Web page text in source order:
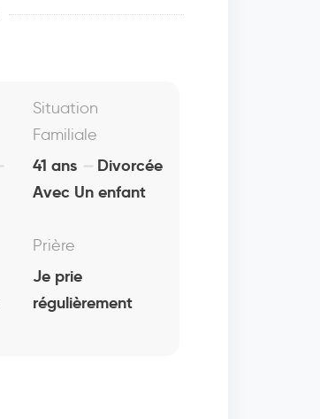
Situation
Familiale
41 ans
Divorcée
Avec Un enfant
Prière
Je prie
régulièrement